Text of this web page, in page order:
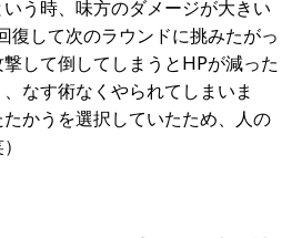
う時、味方のダメージが大きい
復して次のラウンドに挑みたがっ
して倒してしまうとHPが減った
なす術なくやられてしまいま
かうを選択していたため、人の